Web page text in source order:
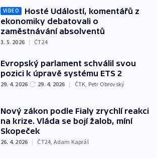
VIDEO
Hosté Událostí, komentářů z
ekonomiky debatovali o
zaměstnávání absolventů
3. 5. 2026 | ČT24
Evropský parlament schválil svou
pozici k úpravě systému ETS 2
29. 4. 2026 29. 4. 2026 | ČTK Petr Obrovský
Nový zákon podle Fialy zrychlí reakci
na krize. Vláda se bojí žalob, míní
Skopeček
26. 4. 2026 | ČT24, Adam Kaprál